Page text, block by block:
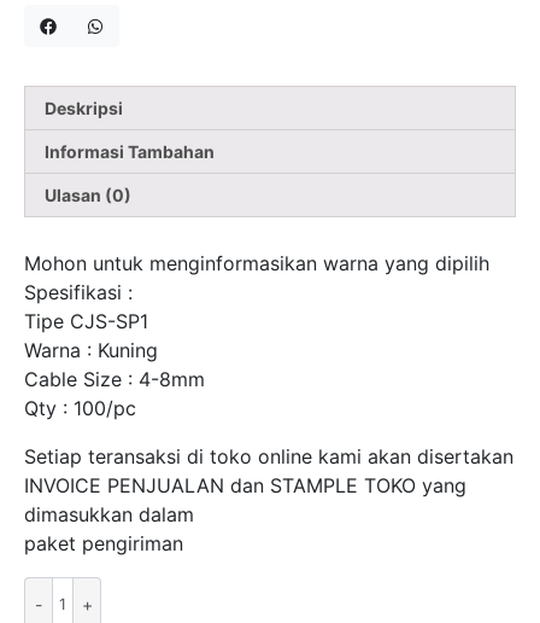
FORT
Deskripsi
Informasi Tambahan
Ulasan (0)
Mohon untuk menginformasikan warna yang dipilih
Spesifikasi :
Tipe CJS-SP1
Warna : Kuning
Cable Size : 4-8mm
Qty : 100/pc
Setiap teransaksi di toko online kami akan disertakan
INVOICE PENJUALAN dan STAMPLE TOKO yang
dimasukkan dalam
paket pengiriman